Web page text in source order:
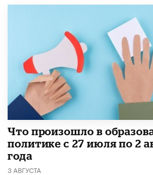
​Что произошло в
политике с 27 июля по 2
года
3 АВГУСТА